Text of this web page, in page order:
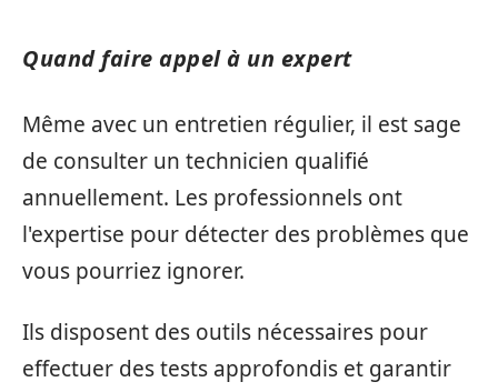
Quand faire appel à un expert
Même avec un entretien régulier, il est sage
de consulter un technicien qualifié
annuellement. Les professionnels ont
l'expertise pour détecter des problèmes que
vous pourriez ignorer.
Ils disposent des outils nécessaires pour
effectuer des tests approfondis et garantir